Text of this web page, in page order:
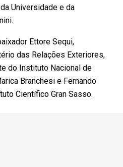
Universidade e da
Ettore Sequi,
das Relações Exteriores,
do Instituto Nacional de
Branchesi e Fernando
Científico Gran Sasso.